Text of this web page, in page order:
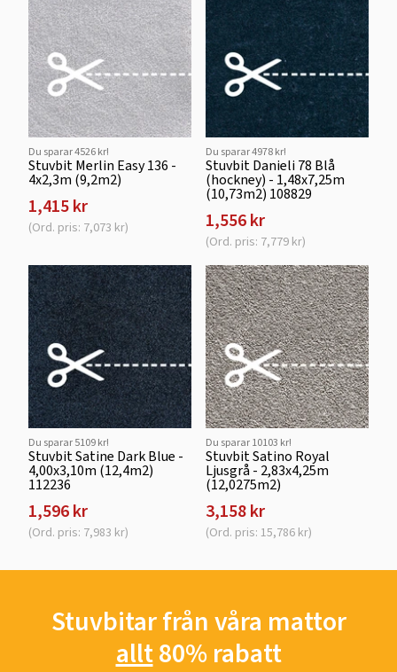
Du sparar 4526 kr!
Stuvbit Merlin Easy 136 -
4x2,3m (9,2m2)
1,415 kr
(Ord. pris: 7,073 kr)
Du sparar 4978 kr!
Stuvbit Danieli 78 Blå
(hockney) - 1,48x7,25m
(10,73m2) 108829
1,556 kr
(Ord. pris: 7,779 kr)
Du sparar 5109 kr!
Stuvbit Satine Dark Blue -
4,00x3,10m (12,4m2)
112236
1,596 kr
(Ord. pris: 7,983 kr)
Du sparar 10103 kr!
Stuvbit Satino Royal
Ljusgrå - 2,83x4,25m
(12,0275m2)
3,158 kr
(Ord. pris: 15,786 kr)
Stuvbitar från våra mattor
allt80% rabatt